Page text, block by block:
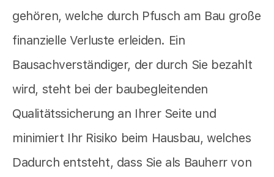
gehören, welche durch Pfusch am Bau große
finanzielle Verluste erleiden. Ein
Bausachverständiger, der durch Sie bezahlt
wird, steht bei der baubegleitenden
Qualitätssicherung an Ihrer Seite und
minimiert Ihr Risiko beim Hausbau, welches
Dadurch entsteht, dass Sie als Bauherr von